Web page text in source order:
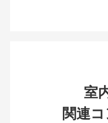
室
関連